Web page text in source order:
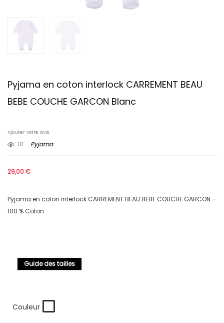
Pyjama en coton interlock CARREMENT BEAU
BEBE COUCHE GARCON Blanc
Ajouter votre avis
10 Pyjama
29,00€
Pyjama en coton interlock CARREMENT BEAU BEBE COUCHE GARCON –
100 % Coton
Guide des tailles
Couleur